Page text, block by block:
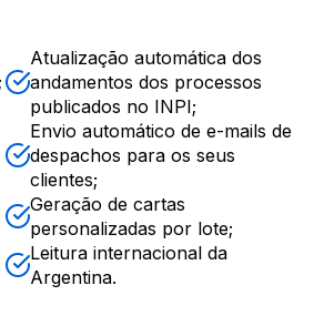
Atualização automática dos
andamentos dos processos
publicados no INPI;
Envio automático de e-mails de
despachos para os seus
clientes;
Geração de cartas
personalizadas por lote;
Leitura internacional da
Argentina.